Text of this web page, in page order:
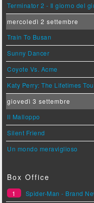
Terminator 2 - Il giorno del
mercoledì 2 settembre
Train To Busan
Sunny Dancer
Coyote Vs. Acme
Katy Perry: The Lifetimes
giovedì 3 settembre
Il Malloppo
Silent Friend
Un mondo meraviglioso
Box Office
1
Spider-Man - Brand